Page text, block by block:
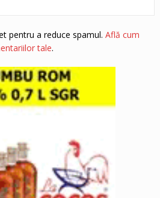
pentru a reduce spamul. Află cum
tale.